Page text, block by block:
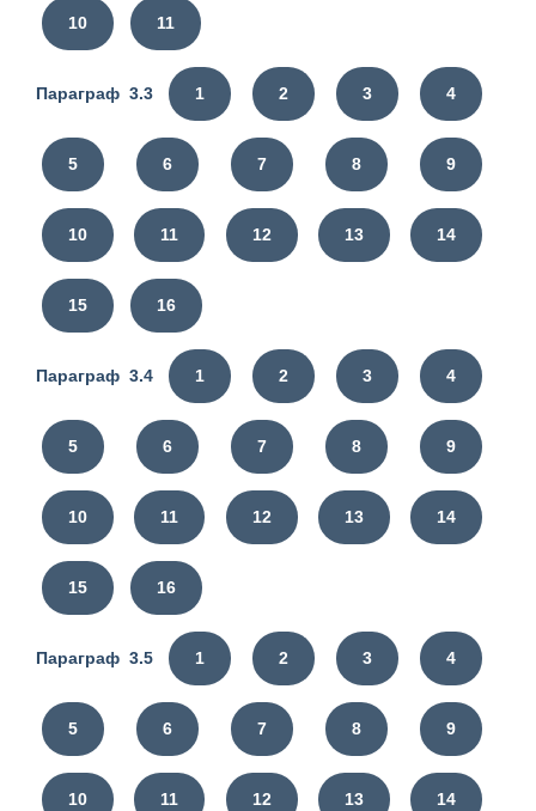
10 11
Параграф 3.3 1 2 3 4
5 6 7 8 9
10 11 12 13 14
15 16
Параграф 3.4 1 2 3 4
5 6 7 8 9
10 11 12 13 14
15 16
Параграф 3.5 1 2 3 4
5 6 7 8 9
10 11 12 13 14